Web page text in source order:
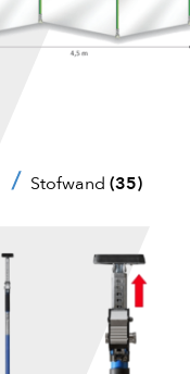
Stofwand (35)